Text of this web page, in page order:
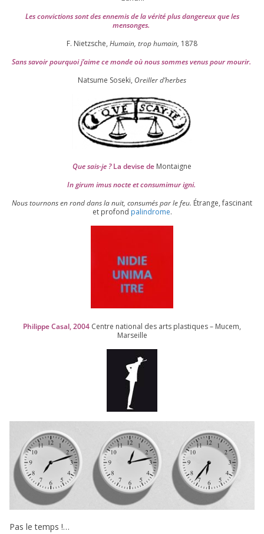
Les convic­tions sont des enne­mis de la véri­té plus dan­ge­reux que les
mensonges.
F. Nietzsche, Humain, trop humain, 1878
Sans savoir pour­quoi j’aime ce monde où nous sommes venus pour mourir.
Natsume Soseki, Oreiller d’herbes
Que sais-je ?La devise de Montaigne
In girum imus nocte et consu­mi­mur igni.
Nous tour­nons en rond dans la nuit, consu­més par le feu. Étrange, fas­ci­nant
et pro­fond palin­drome.
Philippe Casal,2004 Centre natio­nal des arts plas­tiques – Mucem,
Marseille
Pas le temps !…